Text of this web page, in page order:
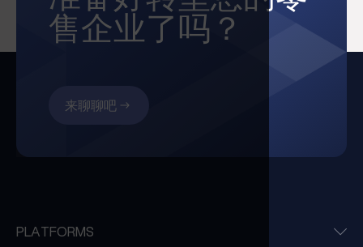
售企业了吗？
来聊聊吧
PLATFORMS